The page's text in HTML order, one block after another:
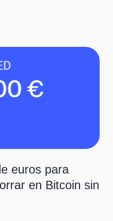
euros para
en Bitcoin sin